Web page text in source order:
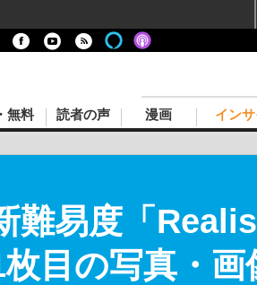
無料 読者の声 漫画 イン
難易度「
目の写真・画